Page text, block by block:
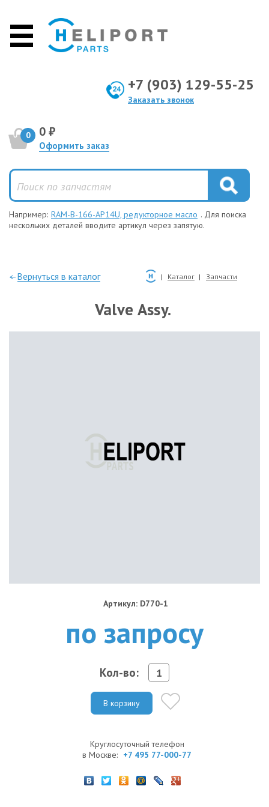
+7 (903) 129-55-25
Заказать звонок
0 0 ₽
Оформить заказ
Например: RAM-B-166-AP14U, редукторное масло . Для поиска
нескольких деталей вводите артикул через запятую.
—Вернуться в каталог Каталог Запчасти
Valve Assy.
Артикул: D770-1
по запросу
Кол-во:
В корзину
Круглосуточный телефон
в Москве: +7 495 77-000-77